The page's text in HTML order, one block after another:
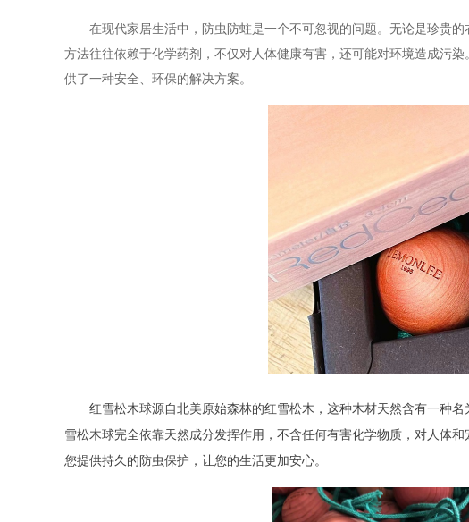
在现代家居生活中，防虫防蛀是一个不可忽视的问题。无论是珍贵的
方法往往依赖于化学药剂，不仅对人体健康有害，还可能对环境造成污
供了一种安全、环保的解决方案。
红雪松木球源自北美原始森林的红雪松木，这种木材天然含有一种
雪松木球完全依靠天然成分发挥作用，不含任何有害化学物质，对人体
您提供持久的防虫保护，让您的生活更加安心。